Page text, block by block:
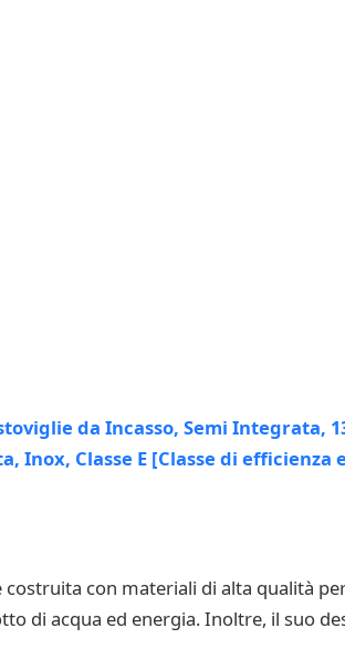
costruita con materiali di alta qualità
di acqua ed energia. Inoltre, il suo